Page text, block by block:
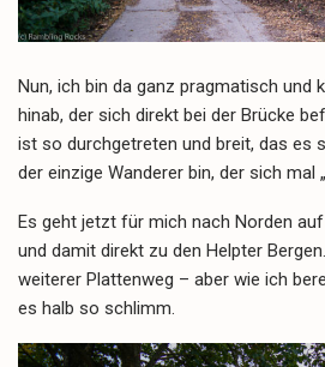
Nun, ich bin da ganz pragmatisch und
hinab, der sich direkt bei der Brücke
ist so durchgetreten und breit, das es
der einzige Wanderer bin, der sich mal
Es geht jetzt für mich nach Norden
und damit direkt zu den Helpter
weiterer Plattenweg – aber wie ich
es halb so schlimm.